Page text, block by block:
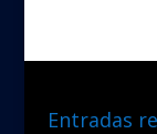
Entradas